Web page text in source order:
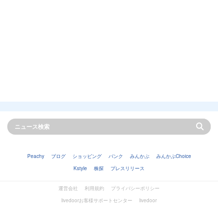
Peachy ブログ ショッピング バンク みんかぶ
みんかぶChoice
Kstyle
株探 プレスリリース
運営会社 利用規約
プライバシーポリシー
livedoorお客様サポートセンター
livedoor